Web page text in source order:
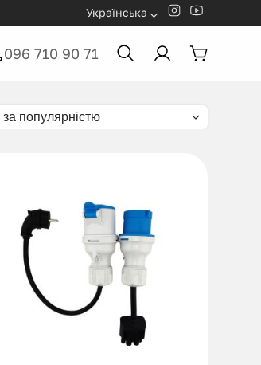
Українська
096 710 90 71
популярністю